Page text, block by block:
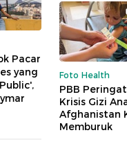
Pacar
yang
Foto Health
PBB
Krisis Gizi
Afghanistan
Memburuk